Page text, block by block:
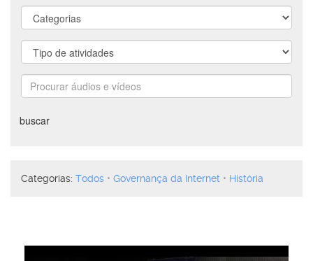
areas
atividades
Procurar
áudios
vídeos
buscar
Categorias: Todos Governança da Internet História